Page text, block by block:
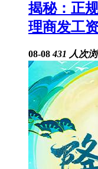
揭秘：正
理商发工
08-08 431 人次